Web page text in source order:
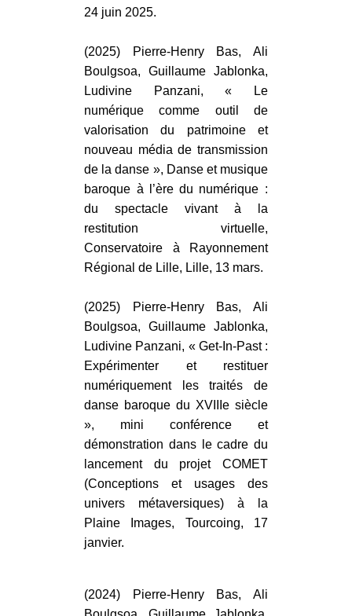
24 juin 2025.
(2025) Pierre-Henry Bas, Ali
Boulgsoa, Guillaume Jablonka,
Ludivine Panzani, « Le
numérique comme outil de
valorisation du patrimoine et
nouveau média de transmission
de la danse », Danse et musique
baroque à l’ère du numérique :
du spectacle vivant à la
restitution virtuelle,
Conservatoire à Rayonnement
Régional de Lille, Lille, 13 mars.
(2025) Pierre-Henry Bas, Ali
Boulgsoa, Guillaume Jablonka,
Ludivine Panzani, « Get-In-Past :
Expérimenter et restituer
numériquement les traités de
danse baroque du XVIIIe siècle
», mini conférence et
démonstration dans le cadre du
lancement du projet COMET
(Conceptions et usages des
univers métaversiques) à la
Plaine Images, Tourcoing, 17
janvier.
(2024) Pierre-Henry Bas, Ali